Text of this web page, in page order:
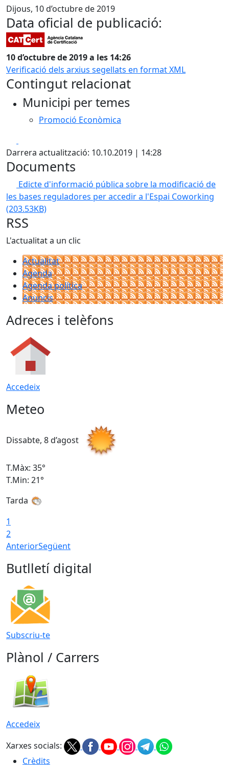
Dijous, 10 d’octubre de 2019
Data oficial de publicació:
10 d’octubre de 2019 a les 14:26
Verificació dels arxius segellats en format XML
Contingut relacionat
Municipi per temes
Promoció Econòmica
Darrera actualització: 10.10.2019 | 14:28
Documents
Edicte d'informació pública sobre la modificació de
les bases reguladores per accedir a l'Espai Coworking
(203.53KB)
RSS
L'actualitat a un clic
Actualitat
Agenda
Agenda política
Anuncis
Adreces i telèfons
Accedeix
Meteo
Dissabte, 8 d’agost
T.Màx: 35°
T.Min: 21°
Tarda
1
2
AnteriorSegüent
Butlletí digital
Subscriu-te
Plànol / Carrers
Accedeix
Xarxes socials:
Crèdits